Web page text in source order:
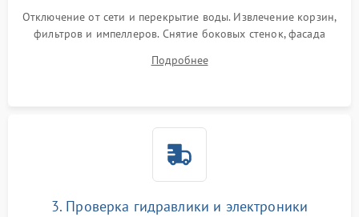
Отключение от сети и перекрытие воды. Извлечение корзин,
фильтров и импеллеров. Снятие боковых стенок, фасада
циркуляционному насосу, ТЭНу и сливной помпе.
Подробнее
3. Проверка гидравлики и электроники